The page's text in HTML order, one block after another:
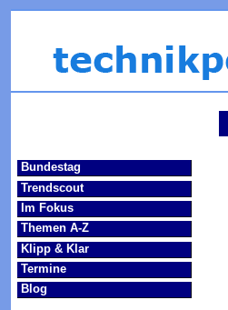
Bundestag
Trendscout
Im Fokus
Themen A-Z
Klipp & Klar
Termine
Blog